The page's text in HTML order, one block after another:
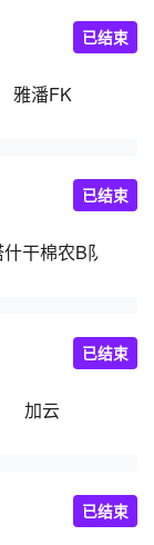
雅潘FK
已结束
干棉农B队
已结束
加云
已结束
已结束